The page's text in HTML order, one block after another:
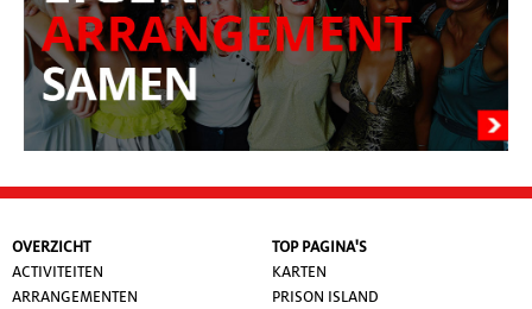
OVERZICHT
ACTIVITEITEN
ARRANGEMENTEN
TOP PAGINA'S
KARTEN
PRISON ISLAND